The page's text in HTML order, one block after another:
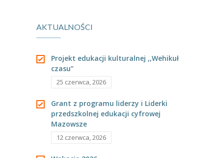
łowicką nutę”
AKTUALNOŚCI
Projekt edukacji kulturalnej ,,Wehikuł
czasu”
25 czerwca, 2026
Grant z programu liderzy i Liderki
przedszkolnej edukacji cyfrowej
Mazowsze
12 czerwca, 2026